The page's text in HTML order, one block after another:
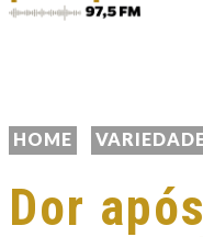
HOME
Dor